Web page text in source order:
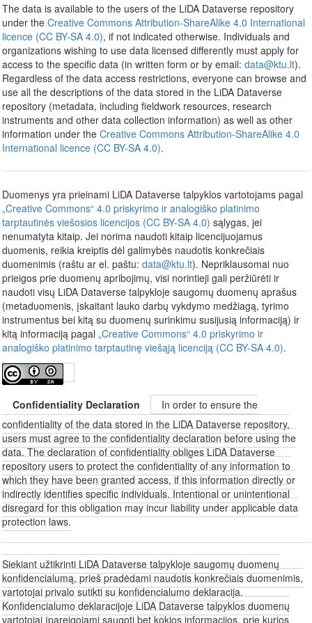
The data is available to the users of the LiDA Dataverse repository
under the Creative Commons Attribution-ShareAlike 4.0 International
licence (CC BY-SA 4.0), if not indicated otherwise. Individuals and
organizations wishing to use data licensed differently must apply for
access to the specific data (in written form or by email: data@ktu.lt).
Regardless of the data access restrictions, everyone can browse and
use all the descriptions of the data stored in the LiDA Dataverse
repository (metadata, including fieldwork resources, research
instruments and other data collection information) as well as other
information under the Creative Commons Attribution-ShareAlike 4.0
International licence (CC BY-SA 4.0).
Duomenys yra prieinami LiDA Dataverse talpyklos vartotojams pagal
„Creative Commons“ 4.0 priskyrimo ir analogiško platinimo
tarptautinės viešosios licencijos (CC BY-SA 4.0) sąlygas, jei
nenumatyta kitaip. Jei norima naudoti kitaip licencijuojamus
duomenis, reikia kreiptis dėl galimybės naudotis konkrečiais
duomenimis (raštu ar el. paštu: data@ktu.lt). Nepriklausomai nuo
prieigos prie duomenų apribojimų, visi norintieji gali peržiūrėti ir
naudoti visų LiDA Dataverse talpykloje saugomų duomenų aprašus
(metaduomenis, įskaitant lauko darbų vykdymo medžiagą, tyrimo
instrumentus bei kitą su duomenų surinkimu susijusią informaciją) ir
kitą informaciją pagal „Creative Commons“ 4.0 priskyrimo ir
analogiško platinimo tarptautinę viešąją licenciją (CC BY-SA 4.0).
Confidentiality Declaration
In order to ensure the
confidentiality of the data stored in the LiDA Dataverse repository,
users must agree to the confidentiality declaration before using the
data. The declaration of confidentiality obliges LiDA Dataverse
repository users to protect the confidentiality of any information to
which they have been granted access, if this information directly or
indirectly identifies specific individuals. Intentional or unintentional
disregard for this obligation may incur liability under applicable data
protection laws.
Siekiant užtikrinti LiDA Dataverse talpykloje saugomų duomenų
konfidencialumą, prieš pradėdami naudotis konkrečiais duomenimis,
vartotojai privalo sutikti su konfidencialumo deklaracija.
Konfidencialumo deklaracijoje LiDA Dataverse talpyklos duomenų
vartotojai įpareigojami saugoti bet kokios informacijos, prie kurios